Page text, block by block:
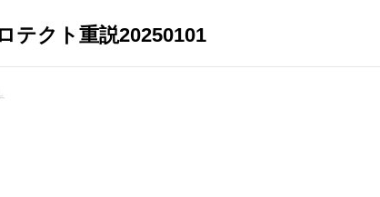
テクト重説20250101